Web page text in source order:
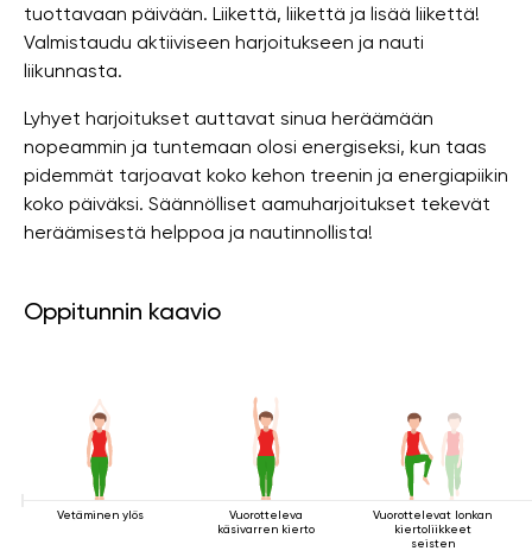
tuottavaan päivään. Liikettä, liikettä ja lisää liikettä!
Valmistaudu aktiiviseen harjoitukseen ja nauti
liikunnasta.
Lyhyet harjoitukset auttavat sinua heräämään
nopeammin ja tuntemaan olosi energiseksi, kun taas
pidemmät tarjoavat koko kehon treenin ja energiapiikin
koko päiväksi. Säännölliset aamuharjoitukset tekevät
heräämisestä helppoa ja nautinnollista!
Oppitunnin kaavio
Vetäminen ylös
Vuorotteleva
käsivarren kierto
Vuorottelevat lonkan
kiertoliikkeet
seisten